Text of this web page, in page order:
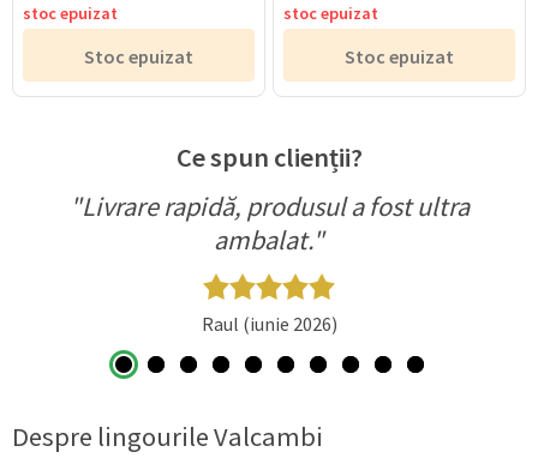
stoc epuizat
Stoc epuizat
stoc epuizat
Stoc epuizat
Ce spun clienții?
"Livrare rapidă, produsul a fost ultra
ambalat."
Raul (iunie 2026)
Despre lingourile Valcambi